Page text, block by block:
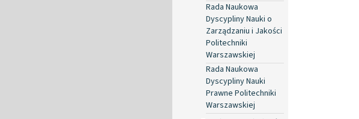
Rada Naukowa
Dyscypliny Nauki o
Zarządzaniu i Jakości
Politechniki
Warszawskiej
Rada Naukowa
Dyscypliny Nauki
Prawne Politechniki
Warszawskiej